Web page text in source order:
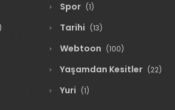
Spor (1)
Tarihi (13)
Webtoon (100)
Yaşamdan Kesitler (22)
Yuri (1)